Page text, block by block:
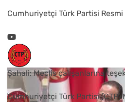
Cumhuriyetçi Türk Partisi Resmi
Şahali: Meclis çalışanlarına
Cumhuriyetçi Türk Partisi (CTP)